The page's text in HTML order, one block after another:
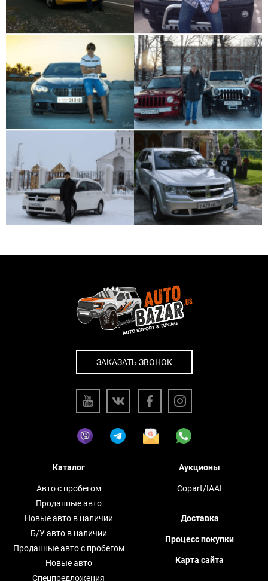
ЗАКАЗАТЬ ЗВОНОК
Каталог
Авто с пробегом
Проданные авто
Новые авто в наличии
Б/У авто в наличии
Проданные авто с пробегом
Новые авто
Спецпредложения
Аукционы
Copart/IAAI
Доставка
Процесс покупки
Карта сайта